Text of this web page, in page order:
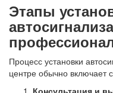
Этапы
Процесс установки
центре обычно включает